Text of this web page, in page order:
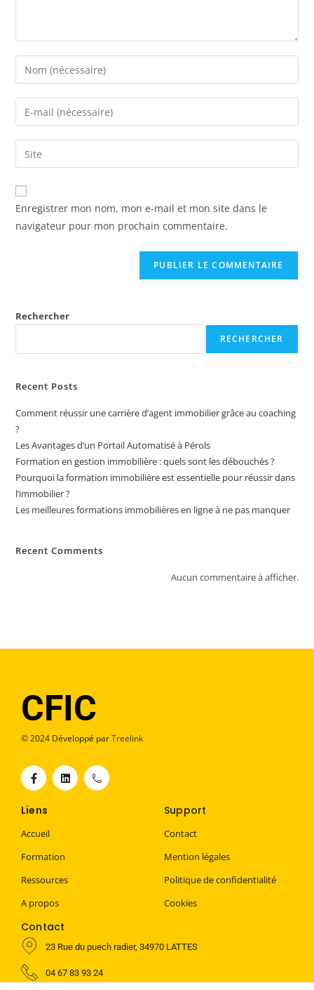
Enregistrer mon nom, mon e-mail et mon site dans le
navigateur pour mon prochain commentaire.
Rechercher
RECHERCHER
Recent Posts
Comment réussir une carrière d’agent immobilier grâce au coaching
?
Les Avantages d’un Portail Automatisé à Pérols
Formation en gestion immobilière : quels sont les débouchés ?
Pourquoi la formation immobilière est essentielle pour réussir dans
l’immobilier ?
Les meilleures formations immobilières en ligne à ne pas manquer
Recent Comments
Aucun commentaire à afficher.
CFIC
© 2024 Développé parTreelink
Liens
Accueil
Formation
Ressources
A propos
Support
Contact
Mention légales
Politique de confidentialité
Cookies
Contact
23 Rue du puech radier, 34970 LATTES
04 67 83 93 24